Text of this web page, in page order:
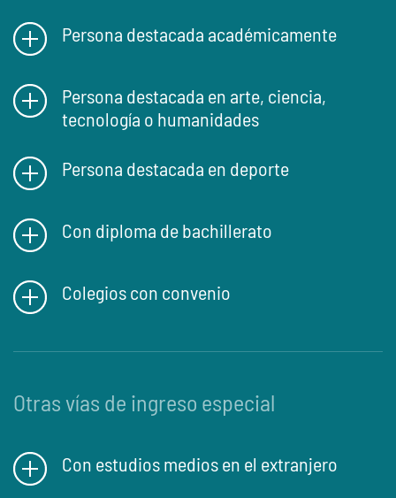
Persona destacada académicamente
Persona destacada en arte, ciencia,
tecnología o humanidades
Persona destacada en deporte
Con diploma de bachillerato
Colegios con convenio
Otras vías de ingreso especial
Con estudios medios en el extranjero